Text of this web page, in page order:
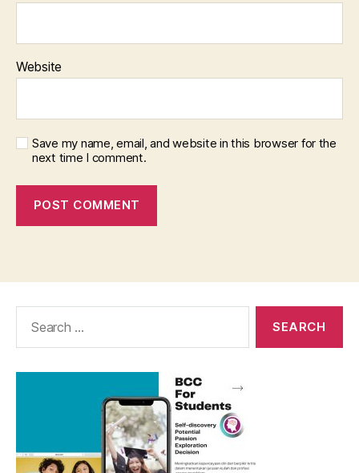
Website
Save my name, email, and website in this browser for the
next time I comment.